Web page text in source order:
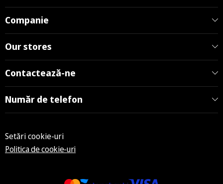
Companie
Our stores
Contactează-ne
Număr de telefon
Setări cookie-uri
Politica de cookie-uri